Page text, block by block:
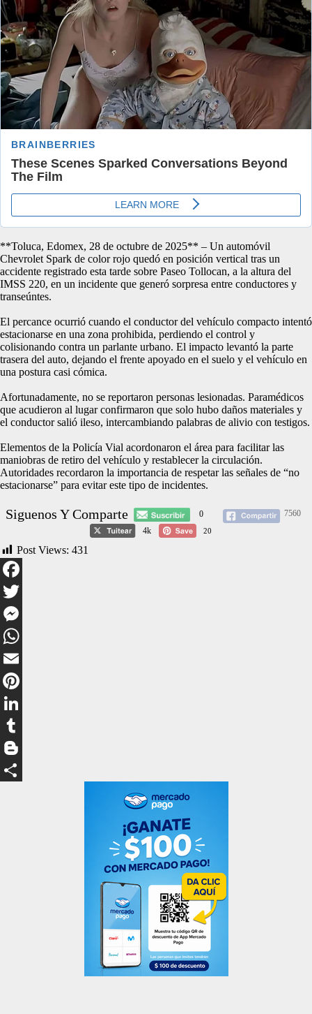
**Toluca, Edomex, 28 de octubre de 2025** – Un automóvil
Chevrolet Spark de color rojo quedó en posición vertical tras un
accidente registrado esta tarde sobre Paseo Tollocan, a la altura del
IMSS 220, en un incidente que generó sorpresa entre conductores y
transeúntes.
El percance ocurrió cuando el conductor del vehículo compacto intentó
estacionarse en una zona prohibida, perdiendo el control y
colisionando contra un parlante urbano. El impacto levantó la parte
trasera del auto, dejando el frente apoyado en el suelo y el vehículo en
una postura casi cómica.
Afortunadamente, no se reportaron personas lesionadas. Paramédicos
que acudieron al lugar confirmaron que solo hubo daños materiales y
el conductor salió ileso, intercambiando palabras de alivio con testigos.
Elementos de la Policía Vial acordonaron el área para facilitar las
maniobras de retiro del vehículo y restablecer la circulación.
Autoridades recordaron la importancia de respetar las señales de “no
estacionarse” para evitar este tipo de incidentes.
Siguenos Y Comparte 0
7560
4k
20
Post Views: 431
Facebook
Twitter
Messenger
WhatsApp
Email
Pinterest
LinkedIn
Tumblr
Blogger